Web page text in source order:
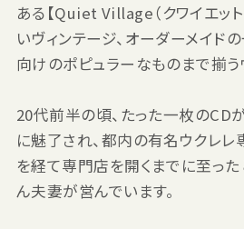
ある【Quiet Village（クワイエット
いヴィンテージ、オーダーメイド
向けのポピュラーなものまで揃う
20代前半の頃、たった一枚のCD
に魅了され、都内の有名ウクレ
を経て専門店を開くまでに至っ
ん夫妻が営んでいます。